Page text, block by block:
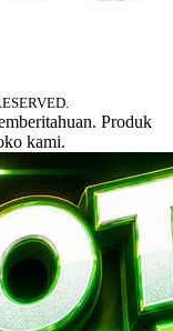
Produk
kami.